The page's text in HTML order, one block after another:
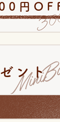
円
ント